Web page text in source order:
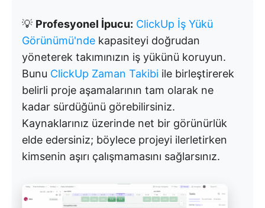
💡 Profesyonel İpucu: ClickUp İş Yükü
Görünümü'nde kapasiteyi doğrudan
yöneterek takımınızın iş yükünü koruyun.
Bunu ClickUp Zaman Takibi ile birleştirerek
belirli proje aşamalarının tam olarak ne
kadar sürdüğünü görebilirsiniz.
Kaynaklarınız üzerinde net bir görünürlük
elde edersiniz; böylece projeyi ilerletirken
kimsenin aşırı çalışmamasını sağlarsınız.